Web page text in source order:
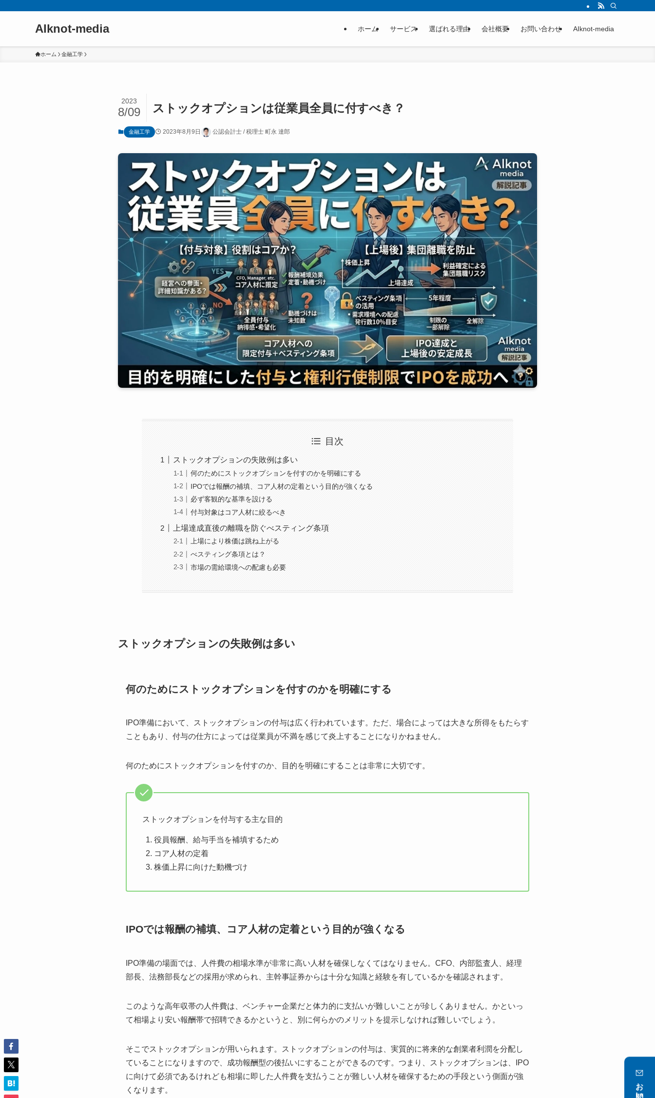
AIknot-media ホーム サービス 選ばれる理由 会社概要 お問い合わせ AIknot-media
ホーム 金融工学
ストックオプションは従業員全員に付すべき？
2023
8/09
金融工学 2023年8月9日 公認会計士 / 税理士 町永 達郎
目次
ストックオプションの失敗例は多い
何のためにストックオプションを付すのかを明確にする
IPOでは報酬の補填、コア人材の定着という目的が強くなる
必ず客観的な基準を設ける
付与対象はコア人材に絞るべき
上場達成直後の離職を防ぐべスティング条項
上場により株価は跳ね上がる
べスティング条項とは？
市場の需給環境への配慮も必要
ストックオプションの失敗例は多い
何のためにストックオプションを付すのかを明確にする
IPO準備において、ストックオプションの付与は広く行われています。ただ、場合によっては大きな所得をもたらす
こともあり、付与の仕方によっては従業員が不満を感じて炎上することになりかねません。
何のためにストックオプションを付すのか、目的を明確にすることは非常に大切です。
ストックオプションを付与する主な目的
役員報酬、給与手当を補填するため
コア人材の定着
株価上昇に向けた動機づけ
IPOでは報酬の補填、コア人材の定着という目的が強くなる
IPO準備の場面では、人件費の相場水準が非常に高い人材を確保しなくてはなりません。CFO、内部監査人、経理
部長、法務部長などの採用が求められ、主幹事証券からは十分な知識と経験を有しているかを確認されます。
このような高年収帯の人件費は、ベンチャー企業だと体力的に支払いが難しいことが珍しくありません。かといっ
て相場より安い報酬帯で招聘できるかというと、別に何らかのメリットを提示しなければ難しいでしょう。
そこでストックオプションが用いられます。ストックオプションの付与は、実質的に将来的な創業者利潤を分配し
ていることになりますので、成功報酬型の後払いにすることができるのです。つまり、ストックオプションは、IPO
に向けて必須であるけれども相場に即した人件費を支払うことが難しい人材を確保するための手段という側面が強
くなります。